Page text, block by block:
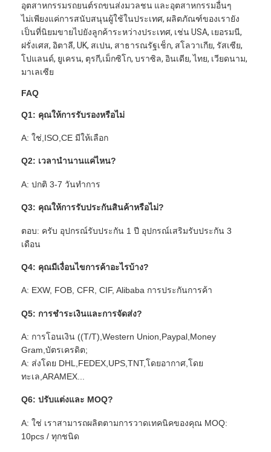
อุตสาหกรรมรถยนต์รถขนส่งมวลชน และอุตสาหกรรมอื่นๆ
ไม่เพียงแค่การสนับสนุนผู้ใช้ในประเทศ, ผลิตภัณฑ์ของเรายัง
เป็นที่นิยมขายไปยังลูกค้าระหว่างประเทศ, เช่น USA, เยอรมนี,
ฝรั่งเศส, อิตาลี, UK, สเปน, สาธารณรัฐเช็ก, สโลวาเกีย, รัสเซีย,
โปแลนด์, ยูเครน, ตุรกี,เม็กซิโก, บราซิล, อินเดีย, ไทย, เวียดนาม,
มาเลเซีย
FAQ
Q1: คุณให้การรับรองหรือไม่
A: ใช่,ISO,CE มีให้เลือก
Q2: เวลานํานานแค่ไหน?
A: ปกติ 3-7 วันทําการ
Q3: คุณให้การรับประกันสินค้าหรือไม่?
ตอบ: ครับ อุปกรณ์รับประกัน 1 ปี อุปกรณ์เสริมรับประกัน 3
เดือน
Q4: คุณมีเงื่อนไขการค้าอะไรบ้าง?
A: EXW, FOB, CFR, CIF, Alibaba การประกันการค้า
Q5: การชําระเงินและการจัดส่ง?
A: การโอนเงิน ((T/T),Western Union,Paypal,Money
Gram,บัตรเครดิต;
A: ส่งโดย DHL,FEDEX,UPS,TNT,โดยอากาศ,โดย
ทะเล,ARAMEX...
Q6: ปรับแต่งและ MOQ?
A: ใช่ เราสามารถผลิตตามการวาดเทคนิคของคุณ MOQ:
10pcs / ทุกชนิด